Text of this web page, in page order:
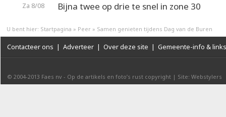
Za 8/08 Bijna twee op drie te snel in zone 30
U bent hier: Startpagina » Peer » Samen genieten tijdens Dag van de Buren
Contacteer ons | Adverteer | Over deze site | Gemeente-info & links
© 2004-2013 Faes nv - Op de artikels en foto’s rust copyright | Site: Webstylers